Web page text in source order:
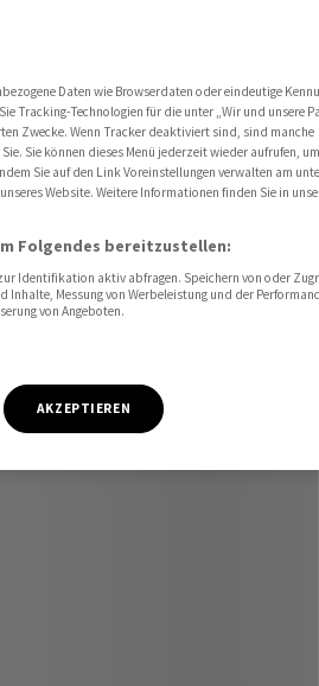
Daten wie Browserdaten oder eindeutige
Tracking-Technologien für die unter „Wir und unsere
Zwecke. Wenn Tracker deaktiviert sind, sind manche
Sie können dieses Menü jederzeit wieder aufrufen,
Sie auf den Link Voreinstellungen verwalten am
Website. Weitere Informationen finden Sie in
Folgendes bereitzustellen:
Identifikation aktiv abfragen. Speichern von oder
Messung von Werbeleistung und der
von Angeboten.
AKZEPTIEREN